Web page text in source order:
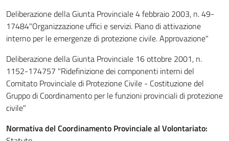
Deliberazione della Giunta Provinciale 4 febbraio 2003, n. 49-
17484"Organizzazione uffici e servizi. Piano di attivazione
interno per le emergenze di protezione civile. Approvazione"
Deliberazione della Giunta Provinciale 16 ottobre 2001, n.
1152-174757 "Ridefinizione dei componenti interni del
Comitato Provinciale di Protezione Civile - Costituzione del
Gruppo di Coordinamento per le funzioni provinciali di protezione
civile"
Normativa del Coordinamento Provinciale al Volontariato: